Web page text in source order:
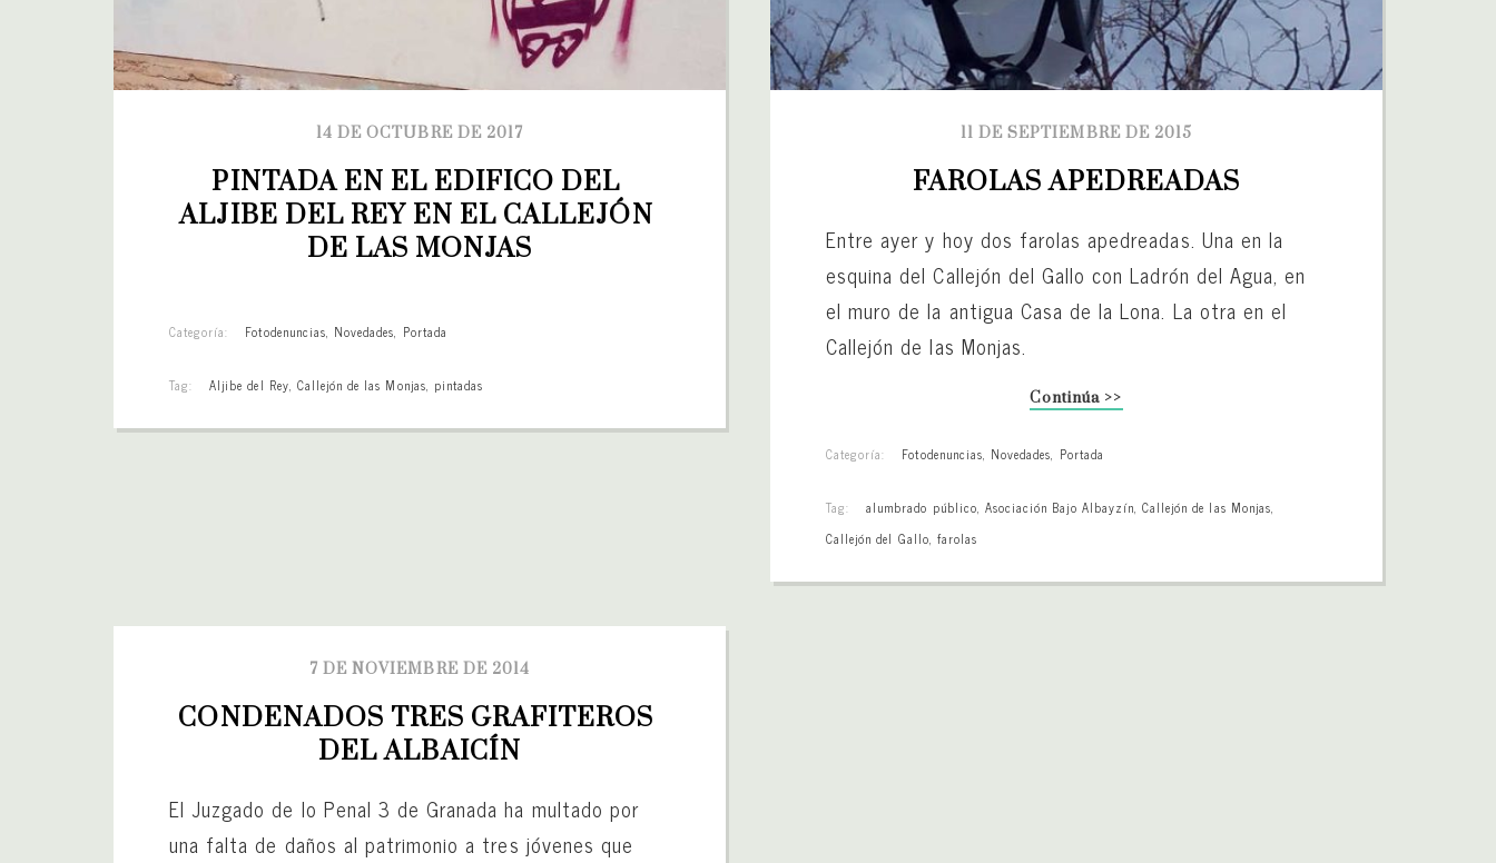
14 DE OCTUBRE DE 2017
PINTADA EN EL EDIFICO DEL
ALJIBE DEL REY EN EL CALLEJÓN
DE LAS MONJAS
Categoría: Fotodenuncias, Novedades, Portada
Tag: Aljibe del Rey, Callejón de las Monjas, pintadas
11 DE SEPTIEMBRE DE 2015
FAROLAS APEDREADAS
Entre ayer y hoy dos farolas apedreadas. Una en la
esquina del Callejón del Gallo con Ladrón del Agua, en
el muro de la antigua Casa de la Lona. La otra en el
Callejón de las Monjas.
Continúa >>
Categoría: Fotodenuncias, Novedades, Portada
Tag: alumbrado público, Asociación Bajo Albayzín,Callejón de las Monjas,
Callejón del Gallo, farolas
7 DE NOVIEMBRE DE 2014
CONDENADOS TRES GRAFITEROS
DEL ALBAICÍN
El Juzgado de lo Penal 3 de Granada ha multado por
una falta de daños al patrimonio a tres jóvenes que